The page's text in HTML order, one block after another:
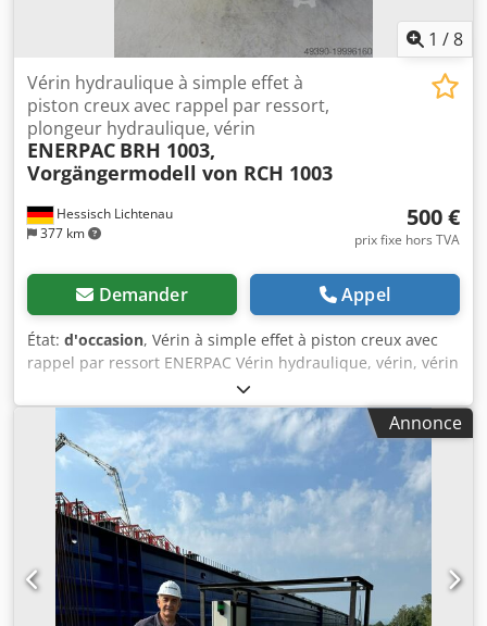
1 /8
Hessisch Lichtenau
377 km
Vérin hydraulique à simple effet à
piston creux avec rappel par ressort,
plongeur hydraulique, vérin
ENERPAC BRH 1003,
Vorgängermodell von RCH 1003
500 €
prix fixe hors TVA
Demander Appel
État: d'occasion, Vérin à simple effet à piston creux avec
rappel par ressort ENERPAC Vérin hydraulique, vérin, vérin
à piston creux, soulève-machine, vérin de serrage Type :
BRH 1003, modèle précédent du RCH 1003 Capacité de
levage : 100 tonnes Pression de service : 700 bar Course du
piston : 76 mm Diamètre de la tige de piston : 127 mm
Diamètre extérieur : 215 mm Hauteur repliée : 255 mm
Alésage traversant : Ø 79 mm Chedpfexciuaox Andja
Filetage intérieur : Ø108 mm 12G" Filetage de
raccordement hydraulique sur le vérin : M18x1,5 - Raccord
hydraulique avec coupleur rapide haut débit type CH-604,
filetage M30x1,5 mm Poids net : 55 kg Très bon état 16
pièces disponibles, prix à l'unité
Annonce